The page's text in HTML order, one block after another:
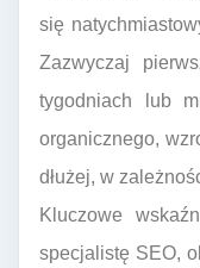
się
Zazwyczaj
tygodniach lub
organicznego,
dłużej, w
Kluczowe
specjalistę SEO,